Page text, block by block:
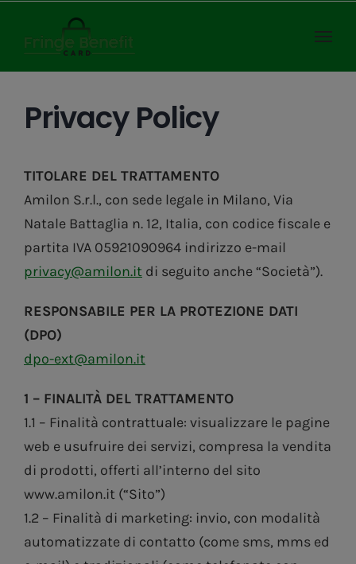
contenuto
Privacy Policy
TITOLARE DEL TRATTAMENTO
Amilon S.r.l., con sede legale in Milano, Via
Natale Battaglia n. 12, Italia, con codice fiscale e
partita IVA 05921090964 indirizzo e-mail
privacy@amilon.itdi seguito anche “Società”).
RESPONSABILE PER LA PROTEZIONE DATI
(DPO)
dpo-ext@amilon.it
1 – FINALITÀ DEL TRATTAMENTO
1.1 – Finalità contrattuale: visualizzare le pagine
web e usufruire dei servizi, compresa la vendita
di prodotti, offerti all’interno del sito
www.amilon.it (“Sito”)
1.2 – Finalità di marketing: invio, con modalità
automatizzate di contatto (come sms, mms ed